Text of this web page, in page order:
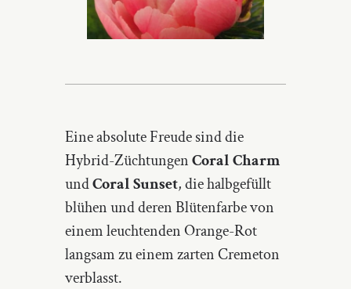
Eine absolute Freude sind die
Hybrid-ZüchtungenCoral Charm
undCoral Sunset, die halbgefüllt
blühen und deren Blütenfarbe von
einem leuchtenden Orange-Rot
langsam zu einem zarten Cremeton
verblasst.